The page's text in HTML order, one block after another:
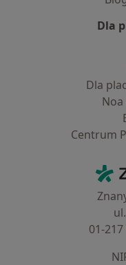
Dla
Dla
Centrum
01-